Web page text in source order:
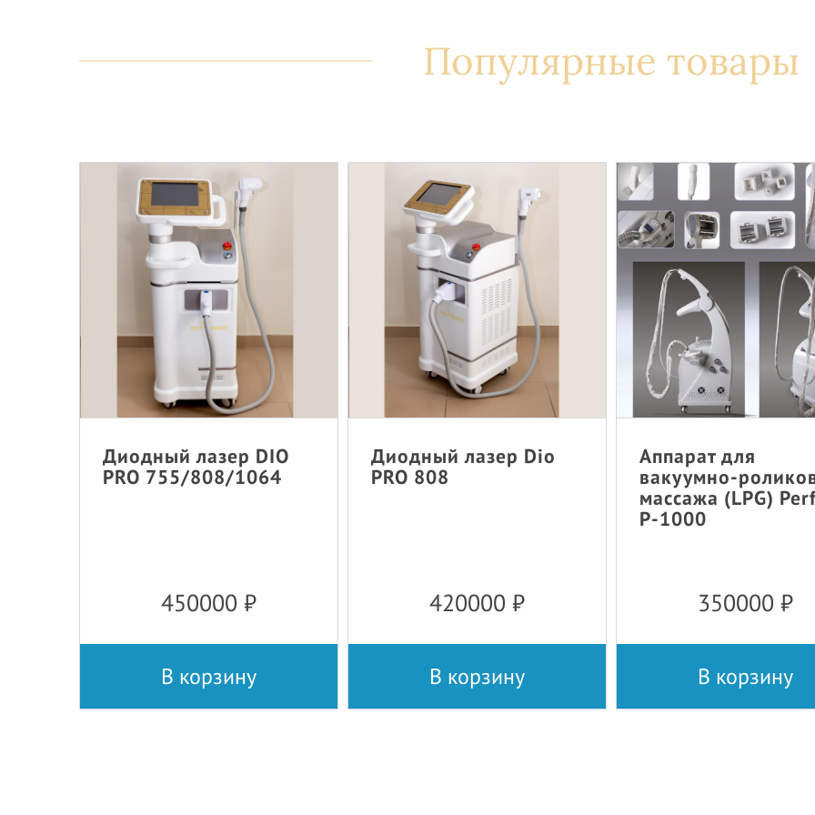
Популярные товары
Диодный лазер DIO
PRO 755/808/1064
450000 ₽
В корзину
Диодный лазер Dio
PRO 808
420000 ₽
В корзину
Аппарат для
вакуумно-
массажа (LPG)
P-1000
350000 ₽
В корзину